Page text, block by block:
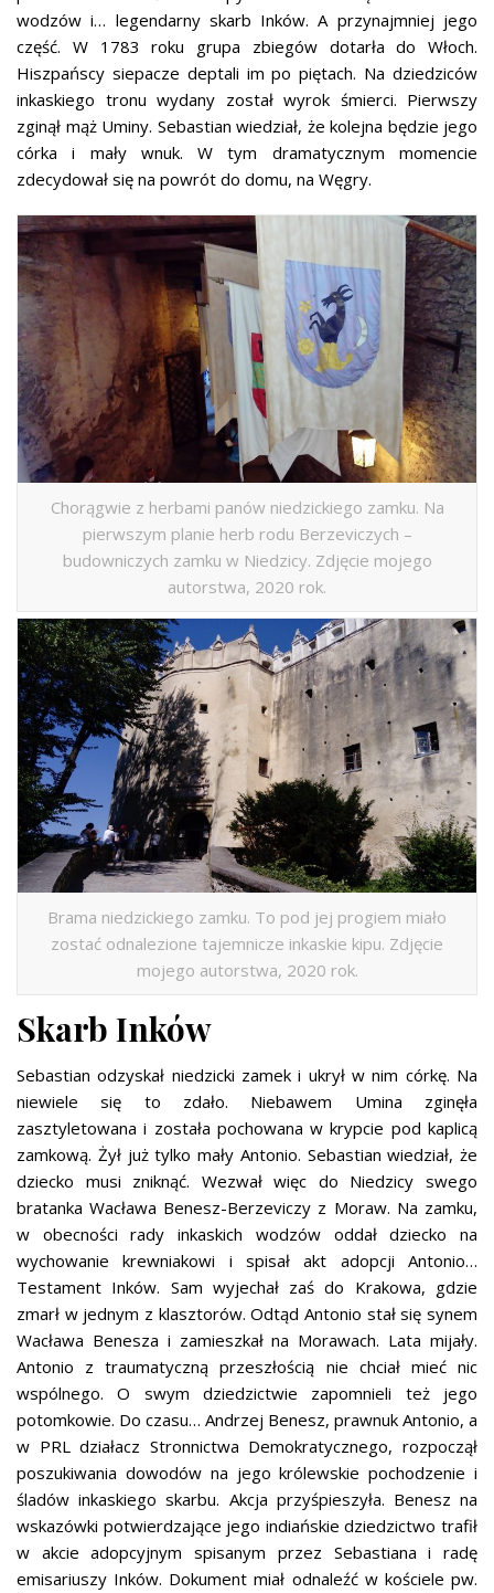
wodzów i… legendarny skarb Inków. A przynajmniej jego
część. W 1783 roku grupa zbiegów dotarła do Włoch.
Hiszpańscy siepacze deptali im po piętach. Na dziedziców
inkaskiego tronu wydany został wyrok śmierci. Pierwszy
zginął mąż Uminy. Sebastian wiedział, że kolejna będzie jego
córka i mały wnuk. W tym dramatycznym momencie
zdecydował się na powrót do domu, na Węgry.
Chorągwie z herbami panów niedzickiego zamku. Na
pierwszym planie herb rodu Berzeviczych –
budowniczych zamku w Niedzicy. Zdjęcie mojego
autorstwa, 2020 rok.
Brama niedzickiego zamku. To pod jej progiem miało
zostać odnalezione tajemnicze inkaskie kipu. Zdjęcie
mojego autorstwa, 2020 rok.
Skarb Inków
Sebastian odzyskał niedzicki zamek i ukrył w nim córkę. Na
niewiele się to zdało. Niebawem Umina zginęła
zasztyletowana i została pochowana w krypcie pod kaplicą
zamkową. Żył już tylko mały Antonio. Sebastian wiedział, że
dziecko musi zniknąć. Wezwał więc do Niedzicy swego
bratanka Wacława Benesz-Berzeviczy z Moraw. Na zamku,
w obecności rady inkaskich wodzów oddał dziecko na
wychowanie krewniakowi i spisał akt adopcji Antonio…
Testament Inków. Sam wyjechał zaś do Krakowa, gdzie
zmarł w jednym z klasztorów. Odtąd Antonio stał się synem
Wacława Benesza i zamieszkał na Morawach. Lata mijały.
Antonio z traumatyczną przeszłością nie chciał mieć nic
wspólnego. O swym dziedzictwie zapomnieli też jego
potomkowie. Do czasu… Andrzej Benesz, prawnuk Antonio, a
w PRL działacz Stronnictwa Demokratycznego, rozpoczął
poszukiwania dowodów na jego królewskie pochodzenie i
śladów inkaskiego skarbu. Akcja przyśpieszyła. Benesz na
wskazówki potwierdzające jego indiańskie dziedzictwo trafił
w akcie adopcyjnym spisanym przez Sebastiana i radę
emisariuszy Inków. Dokument miał odnaleźć w kościele pw.